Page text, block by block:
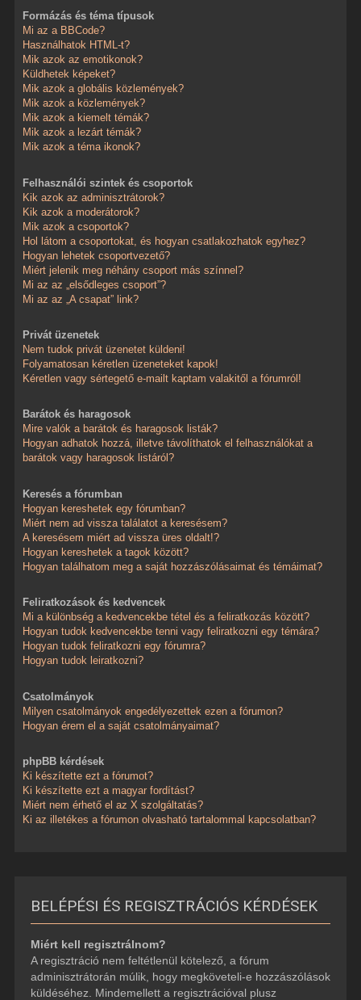
Formázás és téma típusok
Mi az a BBCode?
Használhatok HTML-t?
Mik azok az emotikonok?
Küldhetek képeket?
Mik azok a globális közlemények?
Mik azok a közlemények?
Mik azok a kiemelt témák?
Mik azok a lezárt témák?
Mik azok a téma ikonok?
Felhasználói szintek és csoportok
Kik azok az adminisztrátorok?
Kik azok a moderátorok?
Mik azok a csoportok?
Hol látom a csoportokat, és hogyan csatlakozhatok egyhez?
Hogyan lehetek csoportvezető?
Miért jelenik meg néhány csoport más színnel?
Mi az az „elsődleges csoport”?
Mi az az „A csapat” link?
Privát üzenetek
Nem tudok privát üzenetet küldeni!
Folyamatosan kéretlen üzeneteket kapok!
Kéretlen vagy sértegető e-mailt kaptam valakitől a fórumról!
Barátok és haragosok
Mire valók a barátok és haragosok listák?
Hogyan adhatok hozzá, illetve távolíthatok el felhasználókat a
barátok vagy haragosok listáról?
Keresés a fórumban
Hogyan kereshetek egy fórumban?
Miért nem ad vissza találatot a keresésem?
A keresésem miért ad vissza üres oldalt!?
Hogyan kereshetek a tagok között?
Hogyan találhatom meg a saját hozzászólásaimat és témáimat?
Feliratkozások és kedvencek
Mi a különbség a kedvencekbe tétel és a feliratkozás között?
Hogyan tudok kedvencekbe tenni vagy feliratkozni egy témára?
Hogyan tudok feliratkozni egy fórumra?
Hogyan tudok leiratkozni?
Csatolmányok
Milyen csatolmányok engedélyezettek ezen a fórumon?
Hogyan érem el a saját csatolmányaimat?
phpBB kérdések
Ki készítette ezt a fórumot?
Ki készítette ezt a magyar fordítást?
Miért nem érhető el az X szolgáltatás?
Ki az illetékes a fórumon olvasható tartalommal kapcsolatban?
BELÉPÉSI ÉS REGISZTRÁCIÓS KÉRDÉSEK
Miért kell regisztrálnom?
A regisztráció nem feltétlenül kötelező, a fórum
adminisztrátorán múlik, hogy megköveteli-e hozzászólások
küldéséhez. Mindemellett a regisztrációval plusz